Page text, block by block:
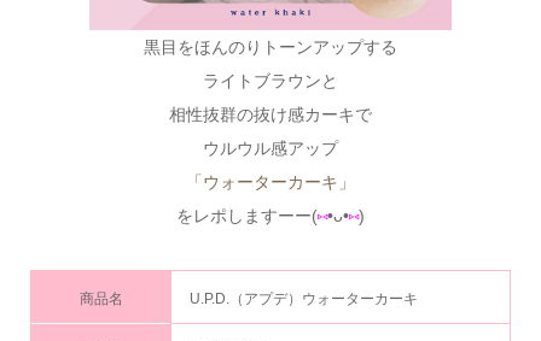
黒目をほんのりトーンアップする
ライトブラウンと
相性抜群の抜け感カーキで
ウルウル感アップ
「ウォーターカーキ」
をレポしますーー(⑅•ᴗ•⑅)
商品名 U.P.D.（アプデ）ウォーターカーキ